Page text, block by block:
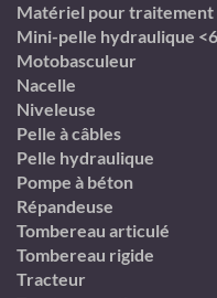
Matériel pour traitement
Mini-pelle hydraulique
Motobasculeur
Nacelle
Niveleuse
Pelle à câbles
Pelle hydraulique
Pompe à béton
Répandeuse
Tombereau articulé
Tombereau rigide
Tracteur